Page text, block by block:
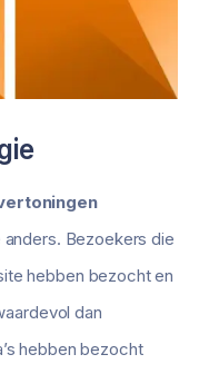
Bezoekers die
hebben bezocht en
dan
hebben bezocht